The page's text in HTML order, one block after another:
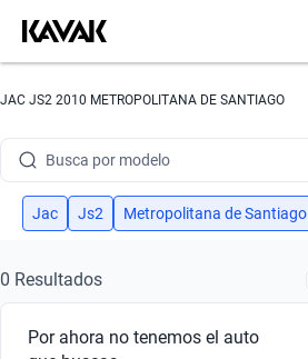
JAC JS2 2010 METROPOLITANA DE SANTIAGO
Busca por modelo
Busca por versión
Busca por marca
Jac Js2 Metropolitana de Santiago
0 Resultados
Por ahora no tenemos el auto